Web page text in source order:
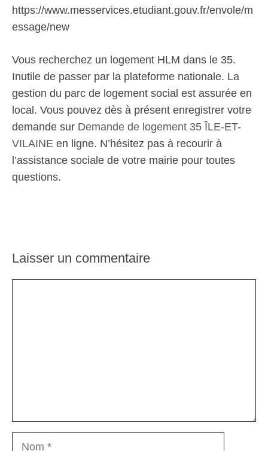
https://www.messervices.etudiant.gouv.fr/envole/m
essage/new
Vous recherchez un logement HLM dans le 35.
Inutile de passer par la plateforme nationale. La
gestion du parc de logement social est assurée en
local. Vous pouvez dès à présent enregistrer votre
demande sur Demande de logement 35 ÎLE-ET-
VILAINE en ligne. N’hésitez pas à recourir à
l’assistance sociale de votre mairie pour toutes
questions.
Laisser un commentaire
Nom